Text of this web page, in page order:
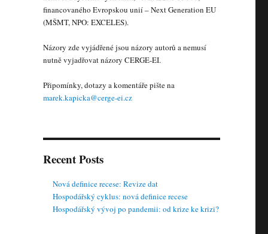
financovaného Evropskou unií – Next Generation EU
(MŠMT, NPO: EXCELES).
Názory zde vyjádřené jsou názory autorů a nemusí
nutně vyjadřovat názory CERGE-EI.
Připomínky, dotazy a komentáře pište na
marek.kapicka@cerge-ei.cz
Recent Posts
Nová definice recese: Revize dat
Hospodářský cyklus: nová definice recese
Hospodářský vývoj po pandemii: od krize ke krizi?